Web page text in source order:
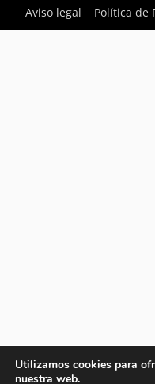
Aviso legal
Política de
Utilizamos cookies para
nuestra web.